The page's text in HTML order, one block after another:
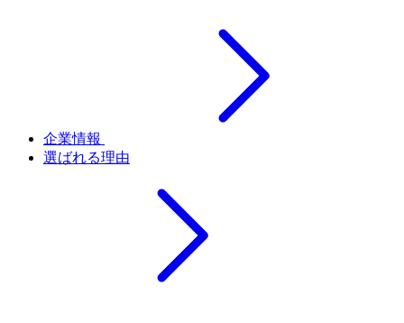
企業情報
選ばれる理由